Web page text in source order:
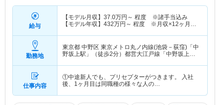
給与
【モデル月収】 37.0万円～ 程度 ※諸手当込み
【モデル年収】 432万円～ 程度 ※月収×12ヶ月＋
勤務地
東京都 中野区 東京メトロ丸ノ内線(池袋－荻窪)「中
野坂上駅」（徒歩2分）都営大江戸線「中野坂上
仕事内容
①中途新人でも、プリセプターがつきます。 入社
後、1ヶ月目は同職種の様々な人の…